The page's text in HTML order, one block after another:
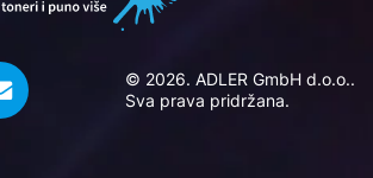
© 2026. ADLER GmbH d.o.o..
Sva prava pridržana.